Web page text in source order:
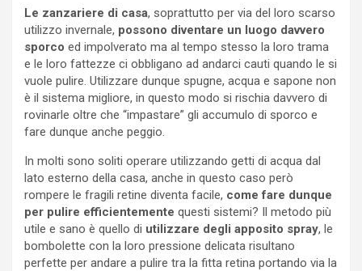
Le zanzariere di casa, soprattutto per via del loro scarso
utilizzo invernale, possono diventare un luogo davvero
sporco ed impolverato ma al tempo stesso la loro trama
e le loro fattezze ci obbligano ad andarci cauti quando le si
vuole pulire. Utilizzare dunque spugne, acqua e sapone non
è il sistema migliore, in questo modo si rischia davvero di
rovinarle oltre che “impastare” gli accumulo di sporco e
fare dunque anche peggio.
In molti sono soliti operare utilizzando getti di acqua dal
lato esterno della casa, anche in questo caso però
rompere le fragili retine diventa facile, come fare dunque
per pulire efficientemente questi sistemi? Il metodo più
utile e sano è quello di utilizzare degli apposito spray, le
bombolette con la loro pressione delicata risultano
perfette per andare a pulire tra la fitta retina portando via la